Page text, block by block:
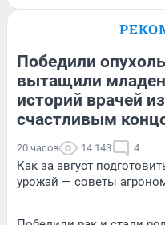
Победили
вытащили
историй врачей
счастливым
20 часов 14 143 4
Как за август
урожай — советы